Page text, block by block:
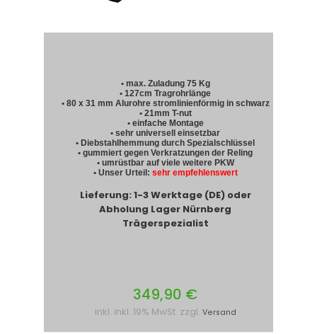
• max. Zuladung 75 Kg
• 127cm Tragrohrlänge
• 80 x 31 mm Alurohre stromlinienförmig in schwarz
• 21mm T-nut
• einfache Montage
• sehr universell einsetzbar
• Diebstahlhemmung durch Spezialschlüssel
• gummiert gegen Verkratzungen der Reling
• umrüstbar auf viele weitere PKW
• Unser Urteil: sehr empfehlenswert
Lieferung: 1-3 Werktage (DE) oder
Abholung Lager Nürnberg
Trägerspezialist
349,90 €
inkl. inkl. 19% MwSt. zzgl. Versand